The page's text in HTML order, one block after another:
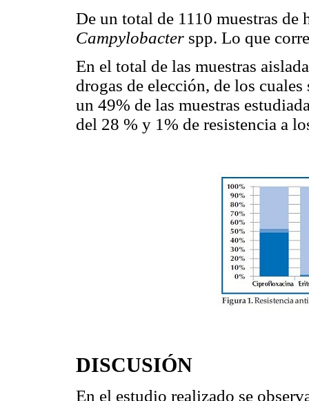
De un total de 1110 muestras de
Campylobacter spp. Lo que
En el total de las muestras
drogas de elección, de los
un 49% de las muestras
del 28 % y 1% de resistencia a
DISCUSIÓN
En el estudio realizado se